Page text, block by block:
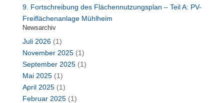
9. Fortschreibung des Flächennutzungsplan – Teil A: PV-
Freiflächenanlage Mühlheim
Newsarchiv
Juli 2026(1)
November 2025(1)
September 2025(1)
Mai 2025(1)
April 2025(1)
Februar 2025(1)